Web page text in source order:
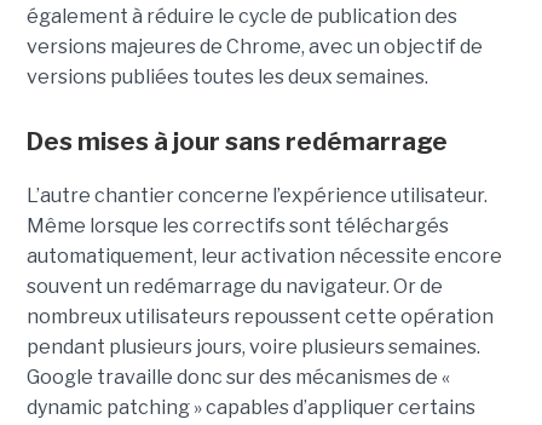
également à réduire le cycle de publication des
versions majeures de Chrome, avec un objectif de
versions publiées toutes les deux semaines.
Des mises à jour sans redémarrage
L’autre chantier concerne l’expérience utilisateur.
Même lorsque les correctifs sont téléchargés
automatiquement, leur activation nécessite encore
souvent un redémarrage du navigateur. Or de
nombreux utilisateurs repoussent cette opération
pendant plusieurs jours, voire plusieurs semaines.
Google travaille donc sur des mécanismes de «
dynamic patching » capables d’appliquer certains